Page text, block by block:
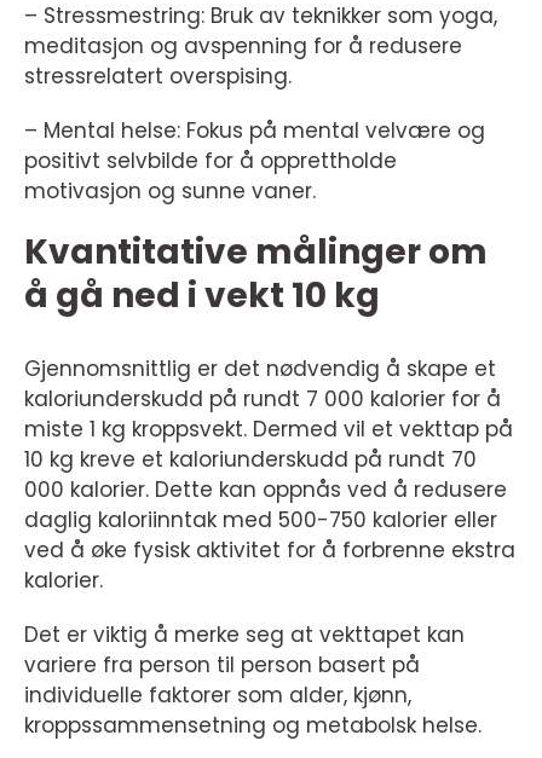
– Stressmestring: Bruk av teknikker som yoga,
meditasjon og avspenning for å redusere
stressrelatert overspising.
– Mental helse: Fokus på mental velvære og
positivt selvbilde for å opprettholde
motivasjon og sunne vaner.
Kvantitative målinger om
å gå ned i vekt 10 kg
Gjennomsnittlig er det nødvendig å skape et
kaloriunderskudd på rundt 7 000 kalorier for å
miste 1 kg kroppsvekt. Dermed vil et vekttap på
10 kg kreve et kaloriunderskudd på rundt 70
000 kalorier. Dette kan oppnås ved å redusere
daglig kaloriinntak med 500-750 kalorier eller
ved å øke fysisk aktivitet for å forbrenne ekstra
kalorier.
Det er viktig å merke seg at vekttapet kan
variere fra person til person basert på
individuelle faktorer som alder, kjønn,
kroppssammensetning og metabolsk helse.